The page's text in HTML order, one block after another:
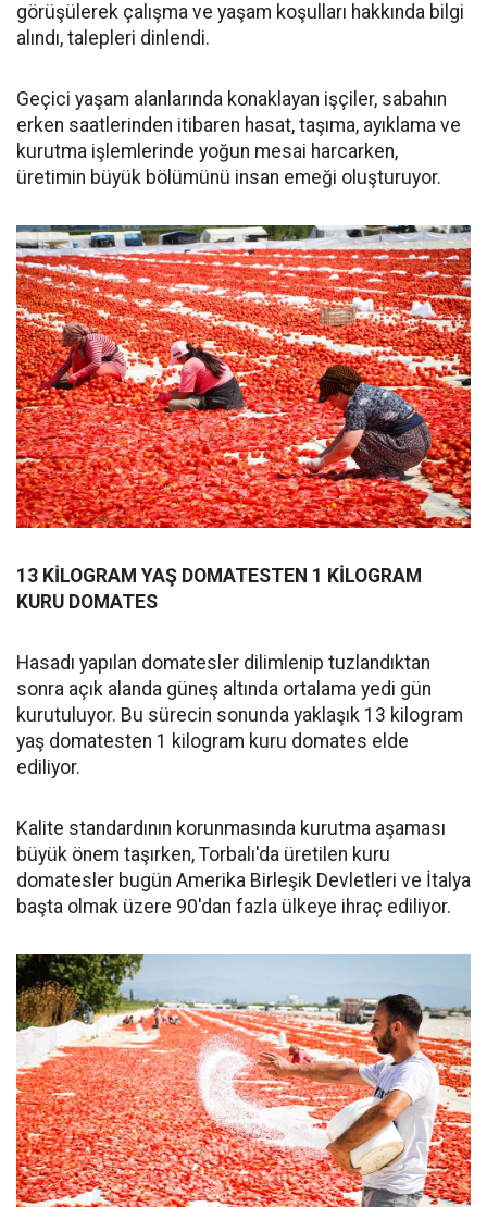
görüşülerek çalışma ve yaşam koşulları hakkında bilgi
alındı, talepleri dinlendi.
Geçici yaşam alanlarında konaklayan işçiler, sabahın
erken saatlerinden itibaren hasat, taşıma, ayıklama ve
kurutma işlemlerinde yoğun mesai harcarken,
üretimin büyük bölümünü insan emeği oluşturuyor.
13 KİLOGRAM YAŞ DOMATESTEN 1 KİLOGRAM
KURU DOMATES
Hasadı yapılan domatesler dilimlenip tuzlandıktan
sonra açık alanda güneş altında ortalama yedi gün
kurutuluyor. Bu sürecin sonunda yaklaşık 13 kilogram
yaş domatesten 1 kilogram kuru domates elde
ediliyor.
Kalite standardının korunmasında kurutma aşaması
büyük önem taşırken, Torbalı'da üretilen kuru
domatesler bugün Amerika Birleşik Devletleri ve İtalya
başta olmak üzere 90'dan fazla ülkeye ihraç ediliyor.